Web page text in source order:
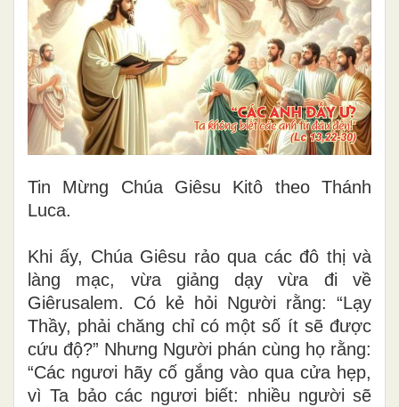
Tin Mừng Chúa Giêsu Kitô theo Thánh
Luca.
Khi ấy, Chúa Giêsu rảo qua các đô thị và
làng mạc, vừa giảng dạy vừa đi về
Giêrusalem. Có kẻ hỏi Người rằng: “Lạy
Thầy, phải chăng chỉ có một số ít sẽ được
cứu độ?” Nhưng Người phán cùng họ rằng:
“Các ngươi hãy cố gắng vào qua cửa hẹp,
vì Ta bảo các ngươi biết: nhiều người sẽ